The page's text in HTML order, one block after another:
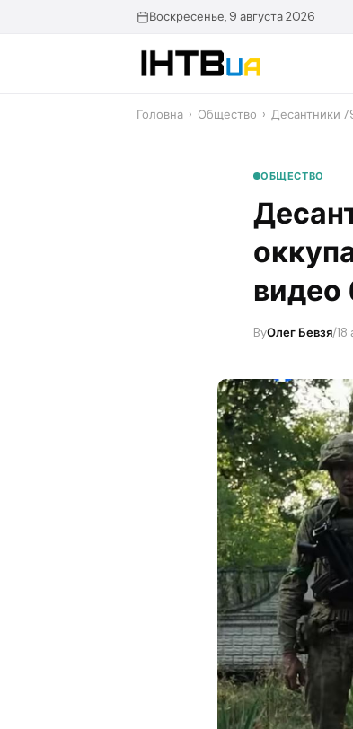
Воскресенье, 9 августа 2026
Головна › Общество › Десантники
ОБЩЕСТВО
видео
ByОлег Бевзя/18